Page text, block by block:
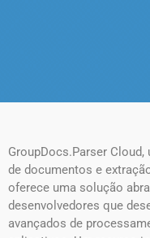
GroupDocs.Parser Cloud,
de documentos e
oferece uma solução
desenvolvedores que
avançados de